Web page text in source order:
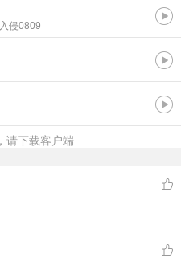
侵0809
请下载客户端